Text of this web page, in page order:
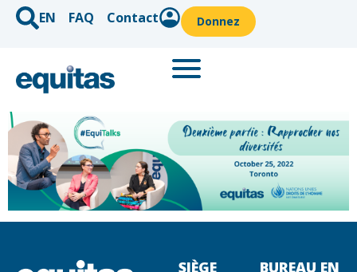
EN FAQ Contact Donnez
SIÈGE BUREAU EN